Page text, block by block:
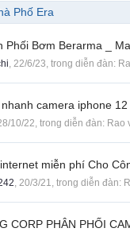
Phố Era
Phối Bơm Berarma _
, 22/6/23, trong diễn đàn:
camera iphone 12
10/22, trong diễn đàn: Rao
miễn phí Cho
, 20/3/21, trong diễn đàn:
CORP PHÂN PHỐI